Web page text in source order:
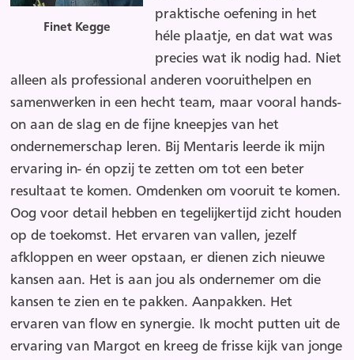
Finet Kegge
praktische oefening in het
héle plaatje, en dat wat was
precies wat ik nodig had. Niet
alleen als professional anderen vooruithelpen en
samenwerken in een hecht team, maar vooral hands-
on aan de slag en de fijne kneepjes van het
ondernemerschap leren. Bij Mentaris leerde ik mijn
ervaring in- én opzij te zetten om tot een beter
resultaat te komen. Omdenken om vooruit te komen.
Oog voor detail hebben en tegelijkertijd zicht houden
op de toekomst. Het ervaren van vallen, jezelf
afkloppen en weer opstaan, er dienen zich nieuwe
kansen aan. Het is aan jou als ondernemer om die
kansen te zien en te pakken. Aanpakken. Het
ervaren van flow en synergie. Ik mocht putten uit de
ervaring van Margot en kreeg de frisse kijk van jonge